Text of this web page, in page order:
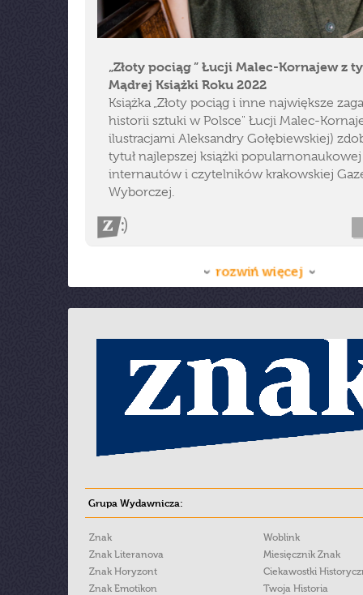
„Złoty pociąg ” Łucji Malec-Kornajew z
Mądrej Książki Roku 2022
Książka „Złoty pociąg i inne największe
historii sztuki w Polsce" Łucji Malec-
ilustracjami Aleksandry Gołębiewskiej)
tytuł najlepszej książki popularnonaukowej
internautów i czytelników krakowskiej
Wyborczej.
rozwiń więcej
Grupa Wydawnicza:
Znak
Znak Literanova
Znak Horyzont
Znak Emotikon
Woblink
Miesięcznik Znak
Ciekawostki
Twoja Historia